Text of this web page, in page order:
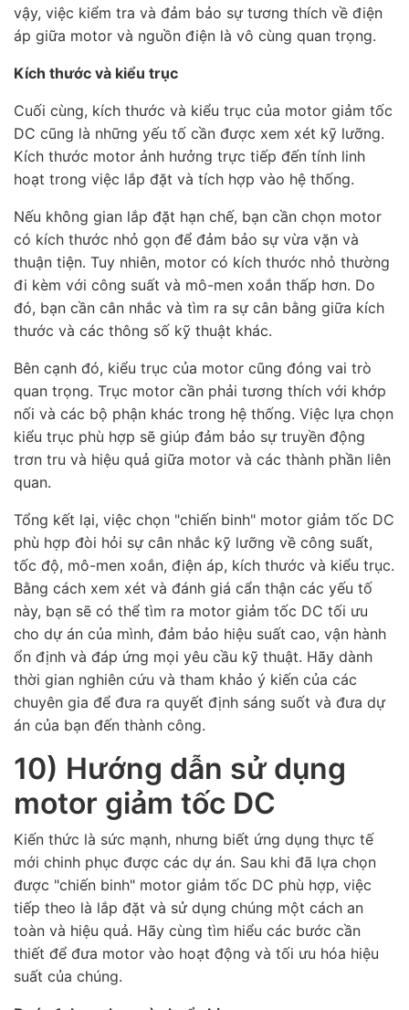
vậy, việc kiểm tra và đảm bảo sự tương thích về điện
áp giữa motor và nguồn điện là vô cùng quan trọng.
Kích thước và kiểu trục
Cuối cùng, kích thước và kiểu trục của motor giảm tốc
DC cũng là những yếu tố cần được xem xét kỹ lưỡng.
Kích thước motor ảnh hưởng trực tiếp đến tính linh
hoạt trong việc lắp đặt và tích hợp vào hệ thống.
Nếu không gian lắp đặt hạn chế, bạn cần chọn motor
có kích thước nhỏ gọn để đảm bảo sự vừa vặn và
thuận tiện. Tuy nhiên, motor có kích thước nhỏ thường
đi kèm với công suất và mô-men xoắn thấp hơn. Do
đó, bạn cần cân nhắc và tìm ra sự cân bằng giữa kích
thước và các thông số kỹ thuật khác.
Bên cạnh đó, kiểu trục của motor cũng đóng vai trò
quan trọng. Trục motor cần phải tương thích với khớp
nối và các bộ phận khác trong hệ thống. Việc lựa chọn
kiểu trục phù hợp sẽ giúp đảm bảo sự truyền động
trơn tru và hiệu quả giữa motor và các thành phần liên
quan.
Tổng kết lại, việc chọn "chiến binh" motor giảm tốc DC
phù hợp đòi hỏi sự cân nhắc kỹ lưỡng về công suất,
tốc độ, mô-men xoắn, điện áp, kích thước và kiểu trục.
Bằng cách xem xét và đánh giá cẩn thận các yếu tố
này, bạn sẽ có thể tìm ra motor giảm tốc DC tối ưu
cho dự án của mình, đảm bảo hiệu suất cao, vận hành
ổn định và đáp ứng mọi yêu cầu kỹ thuật. Hãy dành
thời gian nghiên cứu và tham khảo ý kiến của các
chuyên gia để đưa ra quyết định sáng suốt và đưa dự
án của bạn đến thành công.
10) Hướng dẫn sử dụng
motor giảm tốc DC
Kiến thức là sức mạnh, nhưng biết ứng dụng thực tế
mới chinh phục được các dự án. Sau khi đã lựa chọn
được "chiến binh" motor giảm tốc DC phù hợp, việc
tiếp theo là lắp đặt và sử dụng chúng một cách an
toàn và hiệu quả. Hãy cùng tìm hiểu các bước cần
thiết để đưa motor vào hoạt động và tối ưu hóa hiệu
suất của chúng.